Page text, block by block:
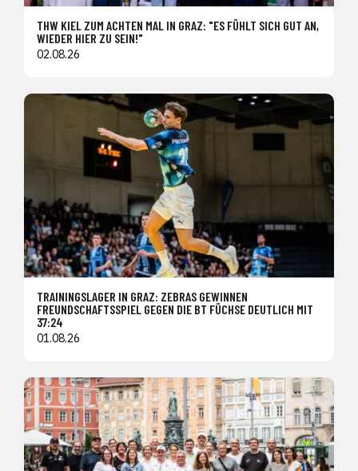
THW KIEL ZUM ACHTEN MAL IN GRAZ: "ES FÜHLT SICH GUT AN,
WIEDER HIER ZU SEIN!"
02.08.26
TRAININGSLAGER IN GRAZ: ZEBRAS GEWINNEN
FREUNDSCHAFTSSPIEL GEGEN DIE BT FÜCHSE DEUTLICH MIT
37:24
01.08.26